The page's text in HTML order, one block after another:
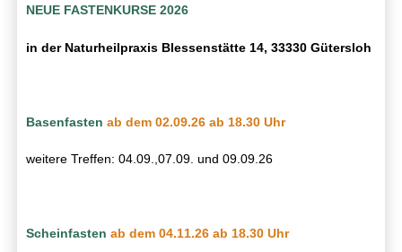
NEUE FASTENKURSE 2026
in der Naturheilpraxis Blessenstätte 14, 33330 Gütersloh
Basenfastenab dem 02.09.26 ab 18.30 Uhr
weitere Treffen: 04.09.,07.09. und 09.09.26
Scheinfasten ab dem 04.11.26 ab 18.30 Uhr